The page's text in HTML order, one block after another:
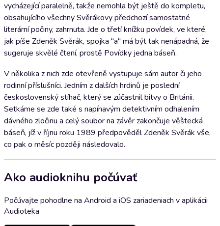
vycházející paralelně, takže nemohla být ještě do kompletu,
obsahujícího všechny Svěrákovy předchozí samostatné
literární počiny, zahrnuta. Jde o třetí knížku povídek, ve které,
jak píše Zdeněk Svěrák, spojka "a" má být tak nenápadná, že
sugeruje skvělé čtení, prostě Povídky jedna báseň.
V několika z nich zde otevřeně vystupuje sám autor či jeho
rodinní příslušníci. Jedním z dalších hrdinů je poslední
československý stíhač, který se zúčastnil bitvy o Británii.
Setkáme se zde také s napínavým detektivním odhalením
dávného zločinu a celý soubor na závěr zakončuje věštecká
báseň, jíž v říjnu roku 1989 předpověděl Zdeněk Svěrák vše,
co pak o měsíc později následovalo.
Ako audioknihu počúvať
Počúvajte pohodlne na Android a iOS zariadeniach v aplikácii
Audioteka